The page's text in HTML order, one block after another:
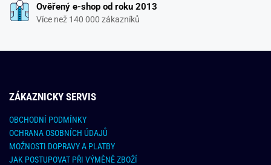
Ověřený e-shop od roku 2013
Více než 140 000 zákazníků
ZÁKAZNICKY SERVIS
OBCHODNÍ PODMÍNKY
OCHRANA OSOBNÍCH ÚDAJŮ
MOŽNOSTI DOPRAVY A PLATBY
JAK POSTUPOVAT PŘI VÝMĚNĚ ZBOŽÍ